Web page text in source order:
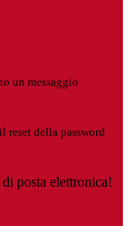
un messaggio
reset della password
posta elettronica!